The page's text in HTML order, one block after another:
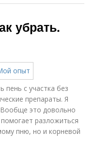
убрать.
пень с участка без
препараты. Я
Вообще это довольно
разложиться
пню, но и корневой